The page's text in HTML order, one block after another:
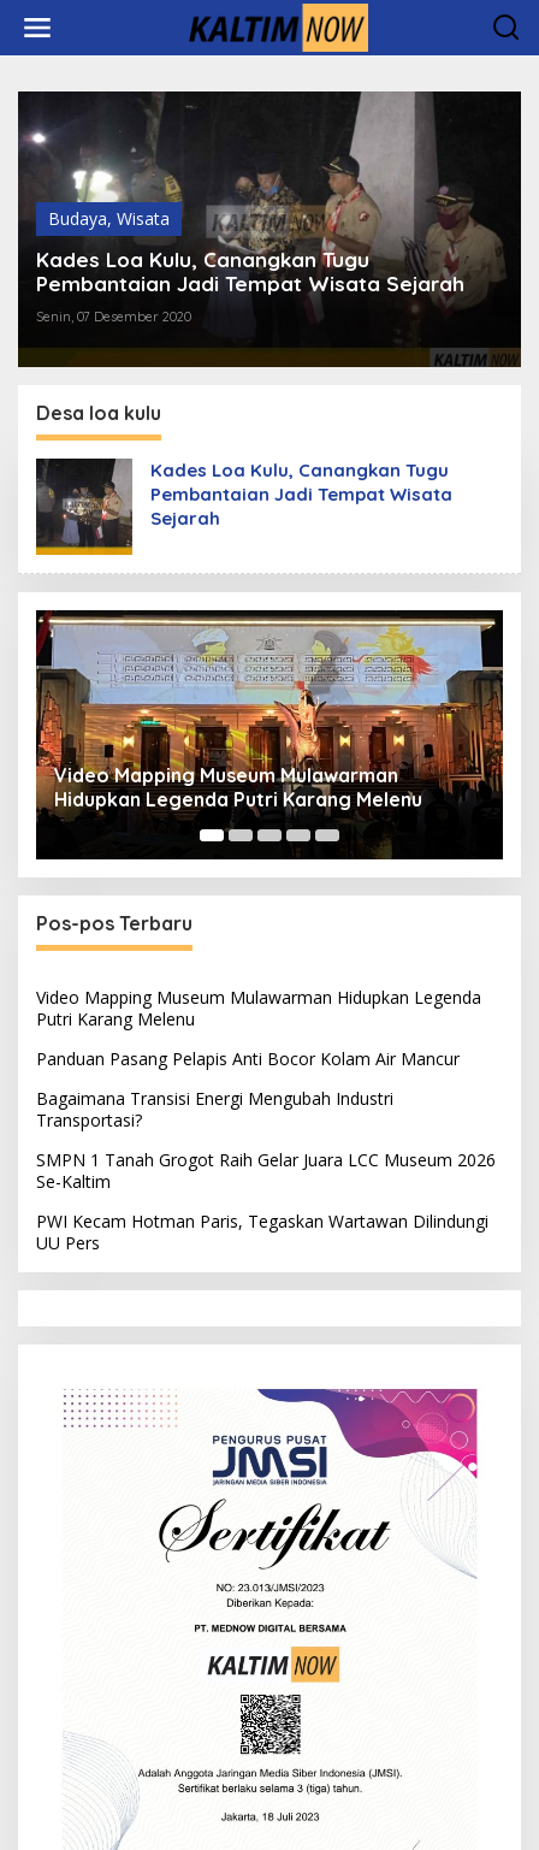
konten
Budaya, Wisata
Kades Loa Kulu, Canangkan Tugu
Pembantaian Jadi Tempat Wisata Sejarah
Senin, 07 Desember 2020
Desa loa kulu
Kades Loa Kulu, Canangkan Tugu
Pembantaian Jadi Tempat Wisata
Sejarah
Video Mapping Museum Mulawarman
Hidupkan Legenda Putri Karang Melenu
Pos-pos Terbaru
Video Mapping Museum Mulawarman Hidupkan Legenda
Putri Karang Melenu
Panduan Pasang Pelapis Anti Bocor Kolam Air Mancur
Bagaimana Transisi Energi Mengubah Industri
Transportasi?
SMPN 1 Tanah Grogot Raih Gelar Juara LCC Museum 2026
Se-Kaltim
PWI Kecam Hotman Paris, Tegaskan Wartawan Dilindungi
UU Pers